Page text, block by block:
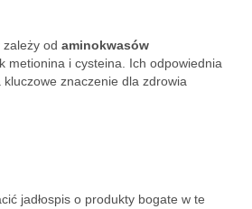
od aminokwasów
metionina i cysteina. Ich odpowiednia
znaczenie dla zdrowia
jadłospis o produkty bogate w te